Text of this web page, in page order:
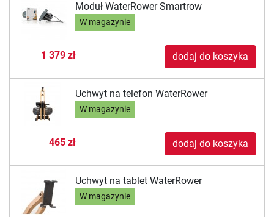
Moduł WaterRower Smartrow
W magazynie
1 379 zł dodaj do koszyka
Uchwyt na telefon WaterRower
W magazynie
465 zł dodaj do koszyka
Uchwyt na tablet WaterRower
W magazynie